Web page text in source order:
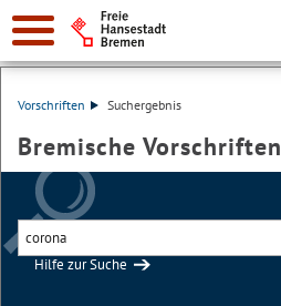
Vorschriften Suchergebnis
Bremische Vorschriften
Hilfe zur Suche